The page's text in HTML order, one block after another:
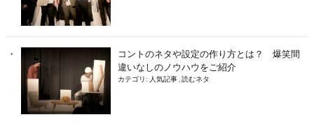
コントのネタや設定の作り方とは？ 爆笑間
違いなしのノウハウをご紹介
カテゴリ: 人気記事 読むネタ